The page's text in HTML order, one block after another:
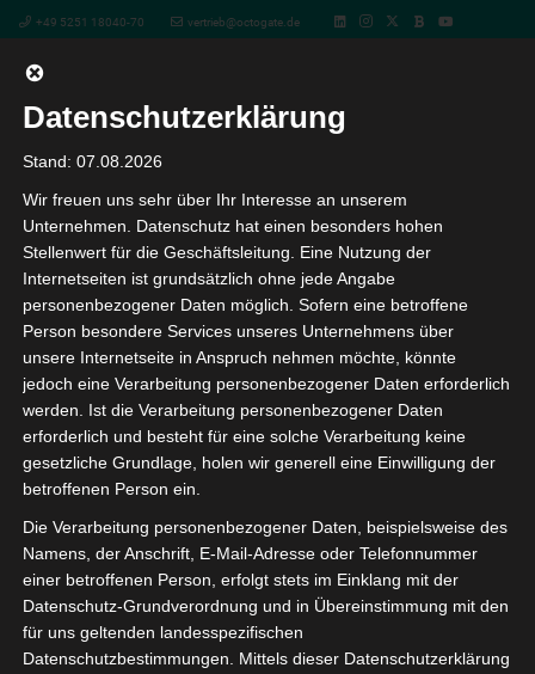
+49 5251 18040-70 vertrieb@octogate.de
Webinar: Der DigitalPakt ist da!
Aber WLAN ist nicht gleich
WLAN…
« Alle Veranstaltungen
Diese Veranstaltung hat bereits stattgefunden.
Webinar: Der DigitalPakt ist da! Aber
WLAN ist nicht gleich WLAN…
2. Juni 2020 10:00-11:00
Hiermit laden wir Sie herzlich zu unserem einstündigen
Webinar zum Thema „Der DigitalPakt ist da! Aber WLAN
Datenschutzerklärung
Stand: 07.08.2026
Wir freuen uns sehr über Ihr Interesse an unserem
Unternehmen. Datenschutz hat einen besonders hohen
Stellenwert für die Geschäftsleitung. Eine Nutzung der
Internetseiten ist grundsätzlich ohne jede Angabe
personenbezogener Daten möglich. Sofern eine betroffene
Person besondere Services unseres Unternehmens über
unsere Internetseite in Anspruch nehmen möchte, könnte
jedoch eine Verarbeitung personenbezogener Daten erforderlich
werden. Ist die Verarbeitung personenbezogener Daten
erforderlich und besteht für eine solche Verarbeitung keine
gesetzliche Grundlage, holen wir generell eine Einwilligung der
betroffenen Person ein.
Die Verarbeitung personenbezogener Daten, beispielsweise des
Namens, der Anschrift, E-Mail-Adresse oder Telefonnummer
einer betroffenen Person, erfolgt stets im Einklang mit der
Datenschutz-Grundverordnung und in Übereinstimmung mit den
für uns geltenden landesspezifischen
Datenschutzbestimmungen. Mittels dieser Datenschutzerklärung